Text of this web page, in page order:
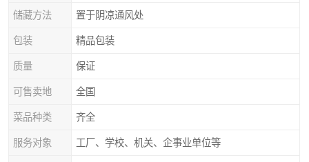
储藏方法 置于阴凉通风处
包装 精品包装
质量 保证
可售卖地 全国
菜品种类 齐全
服务对象 工厂、学校、机关、企事业单位等